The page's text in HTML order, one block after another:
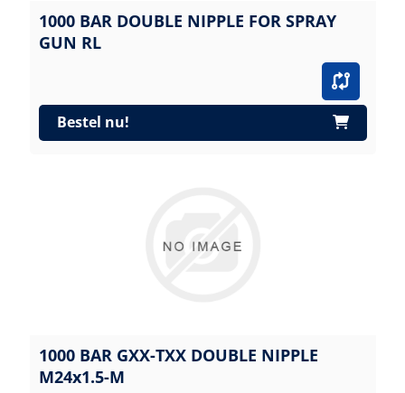
1000 BAR DOUBLE NIPPLE FOR SPRAY
GUN RL
Bestel nu!
1000 BAR GXX-TXX DOUBLE NIPPLE
M24x1.5-M